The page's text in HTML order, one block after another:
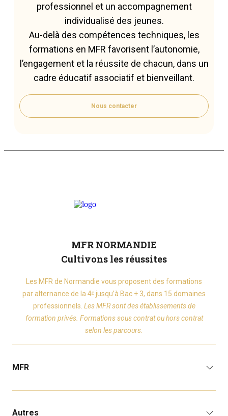
professionnel et un accompagnement
individualisé des jeunes.
Au-delà des compétences techniques, les
formations en MFR favorisent l’autonomie,
l’engagement et la réussite de chacun, dans un
cadre éducatif associatif et bienveillant.
Nous contacter
MFR NORMANDIE
Cultivons les réussites
Les MFR de Normandie vous proposent des formations
par alternance de la 4ᵉ jusqu’à Bac + 3, dans 15 domaines
professionnels. Les MFR sont des établissements de
formation privés. Formations sous contrat ou hors contrat
selon les parcours.
MFR
Autres